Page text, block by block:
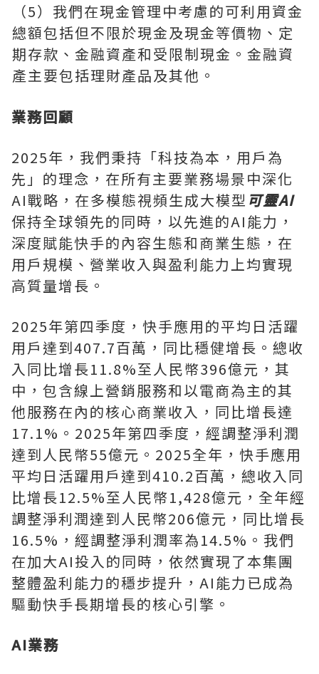
（5）我們在現金管理中考慮的可利用資金
總額包括但不限於現金及現金等價物、定
期存款、金融資產和受限制現金。金融資
產主要包括理財產品及其他。
業務回顧
2025年，我們秉持「科技為本，用戶為
先」的理念，在所有主要業務場景中深化
AI戰略，在多模態視頻生成大模型 可靈AI
保持全球領先的同時，以先進的AI能力，
深度賦能快手的內容生態和商業生態，在
用戶規模、營業收入與盈利能力上均實現
高質量增長。
2025年第四季度，快手應用的平均日活躍
用戶達到407.7百萬，同比穩健增長。總收
入同比增長11.8%至人民幣396億元，其
中，包含線上營銷服務和以電商為主的其
他服務在內的核心商業收入，同比增長達
17.1%。2025年第四季度，經調整淨利潤
達到人民幣55億元。2025全年 ， 快手應用
平均日活躍用戶達到410.2百萬，總收入同
比增長12.5%至人民幣1,428億元，全年經
調整淨利潤達到人民幣206億元，同比增長
16.5%，經調整淨利潤率為14.5%。我們
在加大AI投入的同時，依然實現了本集團
整體盈利能力的穩步提升，AI能力已成為
驅動快手長期增長的核心引擎。
AI業務